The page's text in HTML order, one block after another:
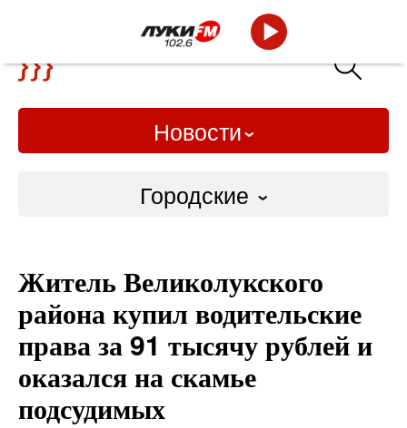
Новости
Городские
Слово Дело
Народные
ВТРК
Житель Великолукского
района купил водительские
права за 91 тысячу рублей и
оказался на скамье
подсудимых